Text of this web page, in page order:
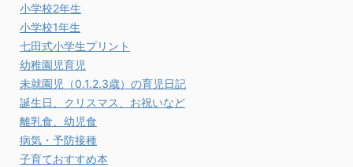
小学校2年生
小学校1年生
七田式小学生プリント
幼稚園児育児
未就園児（0.1.2.3歳）の育児日記
誕生日、クリスマス、お祝いなど
離乳食、幼児食
病気・予防接種
子育ておすすめ本